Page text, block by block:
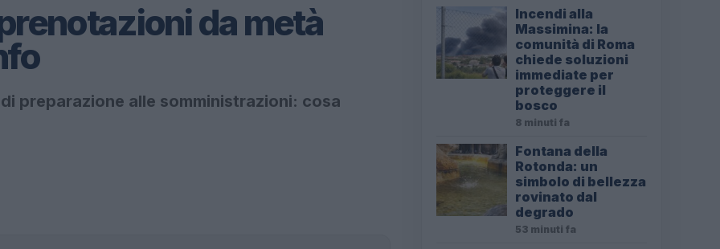
da metà
preparazione alle somministrazioni: cosa
Incendi alla
Massimina: la
comunità di Roma
chiede soluzioni
immediate per
proteggere il
bosco
8 minuti fa
Fontana della
Rotonda: un
simbolo di bellezza
rovinato dal
degrado
53 minuti fa